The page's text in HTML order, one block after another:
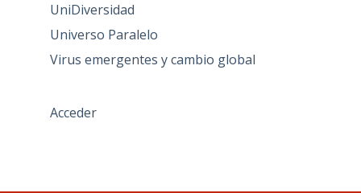
UniDiversidad
Universo Paralelo
Virus emergentes y cambio global
Acceder